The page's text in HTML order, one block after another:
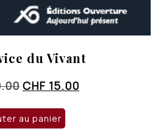
du Vivant
Le
initial
CHF 15.00
au panier